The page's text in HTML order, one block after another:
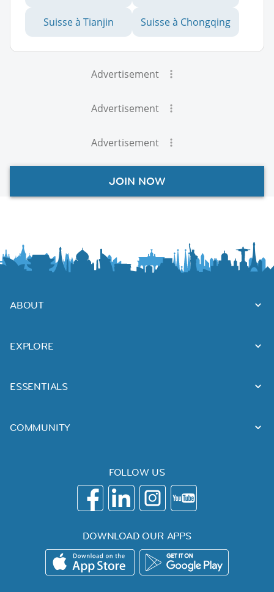
Suisse à Tianjin Suisse à Chongqing
Advertisement
Advertisement
Advertisement
JOIN NOW
ABOUT
EXPLORE
ESSENTIALS
COMMUNITY
FOLLOW US
DOWNLOAD OUR APPS